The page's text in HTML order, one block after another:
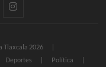
instagram
Tlaxcala 2026
Deportes Política